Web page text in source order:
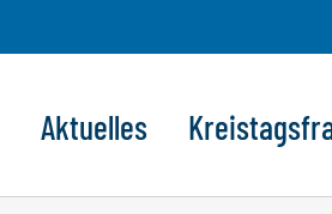
Aktuelles